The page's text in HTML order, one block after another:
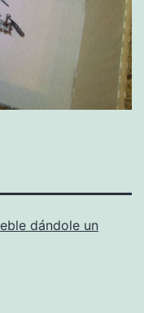
dándole un